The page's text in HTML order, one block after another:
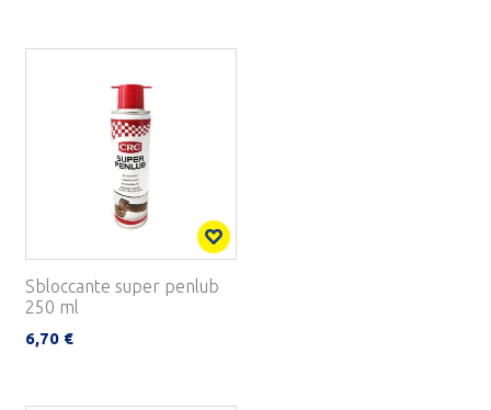
Sbloccante super penlub
250 ml
6,70 €